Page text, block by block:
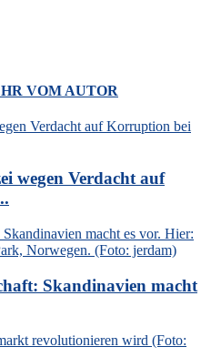
VOM AUTOR
wegen Verdacht auf
Skandinavien macht